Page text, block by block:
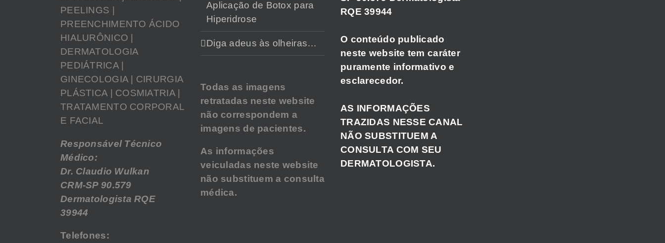
PEELINGS |
PREENCHIMENTO ÁCIDO
HIALURÔNICO |
DERMATOLOGIA
PEDIÁTRICA |
GINECOLOGIA | CIRURGIA
PLÁSTICA | COSMIATRIA |
TRATAMENTO CORPORAL
E FACIAL
Responsável Técnico
Médico:
Dr. Claudio Wulkan
CRM-SP 90.579
Dermatologista RQE
39944
Telefones:
Aplicação de Botox para
Hiperidrose
Diga adeus às olheiras…
Todas as imagens
retratadas neste website
não correspondem a
imagens de pacientes.
As informações
veiculadas neste website
não substituem a consulta
médica.
RQE 39944
O conteúdo publicado
neste website tem caráter
puramente informativo e
esclarecedor.
AS INFORMAÇÕES
TRAZIDAS NESSE CANAL
NÃO SUBSTITUEM A
CONSULTA COM SEU
DERMATOLOGISTA.